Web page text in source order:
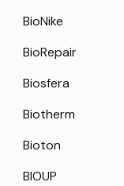
BioNike
BioRepair
Biosfera
Biotherm
Bioton
BIOUP